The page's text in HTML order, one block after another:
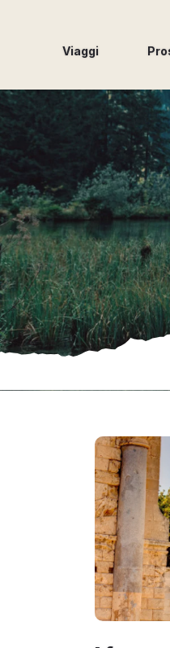
Viaggi